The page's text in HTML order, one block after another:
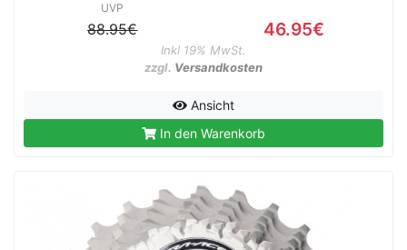
UVP
88.95€ 46.95€
Inkl 19% MwSt.
zzgl. Versandkosten
Ansicht
In den Warenkorb